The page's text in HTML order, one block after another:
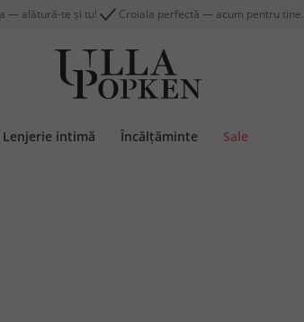
— alătură-te și tu! Croiala perfectă — acum pentru tine.
Lenjerie intimă Încălțăminte Sale